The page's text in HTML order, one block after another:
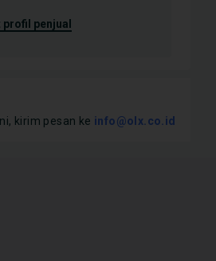
profil penjual
kirim pesan ke info@olx.co.id